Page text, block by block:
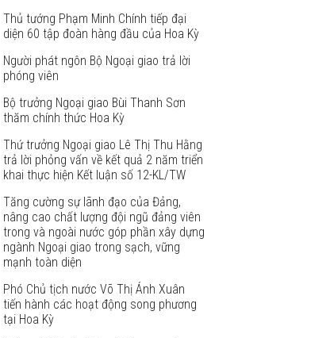
Thủ tướng Phạm Minh Chính tiếp đại
diện 60 tập đoàn hàng đầu của Hoa Kỳ
Người phát ngôn Bộ Ngoại giao trả lời
phóng viên
Bộ trưởng Ngoại giao Bùi Thanh Sơn
thăm chính thức Hoa Kỳ
Thứ trưởng Ngoại giao Lê Thị Thu Hằng
trả lời phỏng vấn về kết quả 2 năm triển
khai thực hiện Kết luận số 12-KL/TW
Tăng cường sự lãnh đạo của Đảng,
nâng cao chất lượng đội ngũ đảng viên
trong và ngoài nước góp phần xây dựng
ngành Ngoại giao trong sạch, vững
mạnh toàn diện
Phó Chủ tịch nước Võ Thị Ánh Xuân
tiến hành các hoạt động song phương
tại Hoa Kỳ